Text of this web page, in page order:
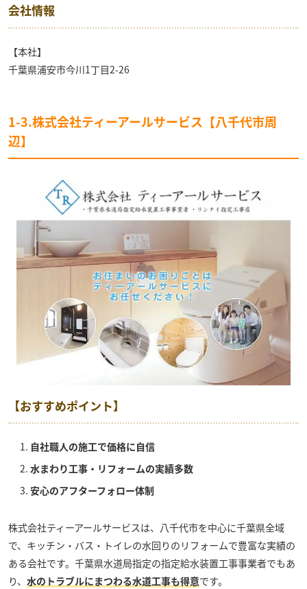
会社情報
【本社】
千葉県浦安市今川1丁目2-26
1-3.株式会社ティーアールサービス【八千代市周
辺】
【おすすめポイント】
自社職人の施工で価格に自信
水まわり工事・リフォームの実績多数
安心のアフターフォロー体制
株式会社ティーアールサービスは、八千代市を中心に千葉県全域
で、キッチン・バス・トイレの水回りのリフォームで豊富な実績の
ある会社です。千葉県水道局指定の指定給水装置工事事業者でもあ
り、 水のトラブルにまつわる水道工事も得意です。